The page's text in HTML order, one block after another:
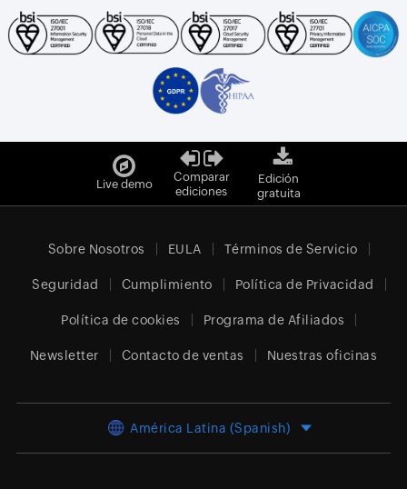
Live demo
Comparar
ediciones
Edición
gratuita
Sobre Nosotros EULA Términos de Servicio
Seguridad Cumplimiento Política de Privacidad
Política de cookies Programa de Afiliados
Newsletter Contacto de ventas Nuestras oficinas
América Latina (Spanish)